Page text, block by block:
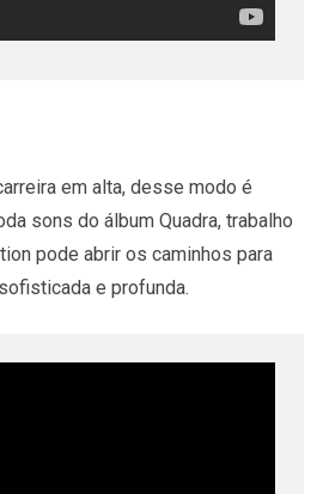
em alta, desse modo é
sons do álbum Quadra, trabalho
pode abrir os caminhos para
e profunda.